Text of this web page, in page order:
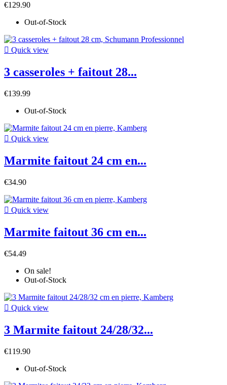
€129.90
Out-of-Stock
 Quick view
3 casseroles + faitout 28...
€139.99
Out-of-Stock
 Quick view
Marmite faitout 24 cm en...
€34.90
 Quick view
Marmite faitout 36 cm en...
€54.49
On sale!
Out-of-Stock
 Quick view
3 Marmite faitout 24/28/32...
€119.90
Out-of-Stock